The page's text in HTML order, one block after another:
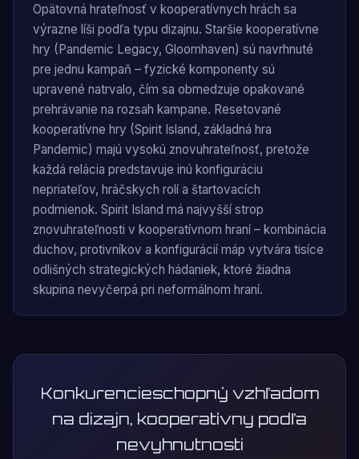
Opätovná hrateľnosť v kooperatívnych hrách sa
výrazne líši podľa typu dizajnu. Staršie kooperatívne
hry (Pandemic Legacy, Gloomhaven) sú navrhnuté
pre jednu kampaň – fyzické komponenty sú
upravené natrvalo, čím sa obmedzuje opakované
prehrávanie na rozsah kampane. Resetované
kooperatívne hry (Spirit Island, základná hra
Pandemic) majú vysokú znovuhrateľnosť, pretože
každá relácia predstavuje inú konfiguráciu
nepriateľov, hráčskych rolí a štartovacích
podmienok. Spirit Island má najvyšší strop
znovuhrateľnosti v kooperatívnom hraní – kombinácia
duchov, protivníkov a konfigurácií máp vytvára tisíce
odlišných strategických hádaniek, ktoré žiadna
skupina nevyčerpá pri neformálnom hraní.
Konkurencieschopný vzhľadom
na dizajn, kooperatívny podľa
nevyhnutnosti